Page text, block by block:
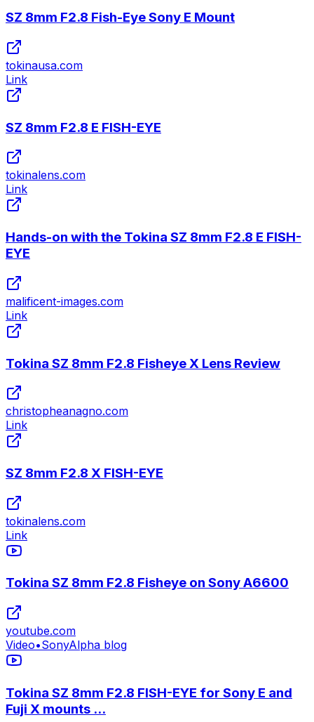
SZ 8mm F2.8 Fish-Eye Sony E Mount
tokinausa.com
Link
SZ 8mm F2.8 E FISH-EYE
tokinalens.com
Link
Hands-on with the Tokina SZ 8mm F2.8 E FISH-
EYE
malificent-images.com
Link
Tokina SZ 8mm F2.8 Fisheye X Lens Review
christopheanagno.com
Link
SZ 8mm F2.8 X FISH-EYE
tokinalens.com
Link
Tokina SZ 8mm F2.8 Fisheye on Sony A6600
youtube.com
Video•SonyAlpha blog
Tokina SZ 8mm F2.8 FISH-EYE for Sony E and
Fuji X mounts ...